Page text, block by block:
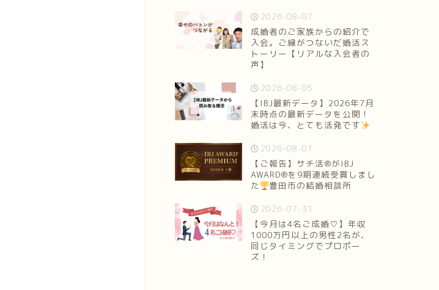
2026-08-07
成婚者のご家族からの紹介で
入会。ご縁がつないだ婚活ス
トーリー【リアルな入会者の
声】
2026-08-05
【IBJ最新データ】2026年7月
末時点の最新データを公開！
婚活は今、とても活発です
2026-08-01
【ご報告】サチ活®がIBJ
AWARD®を9期連続受賞しまし
た
豊田市の結婚相談所
2026-07-31
【今月は4名ご成婚♡】年収
1000万円以上の男性2名が、
同じタイミングでプロポー
ズ！